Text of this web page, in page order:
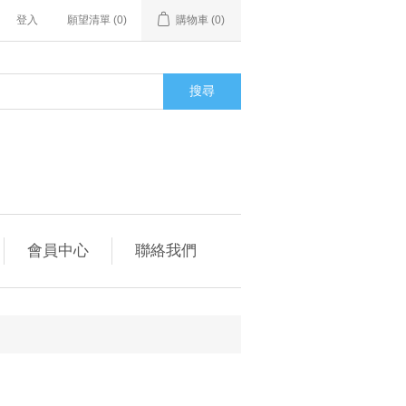
登入 願望清單 (0) 購物車 (0)
搜尋
會員中心 聯絡我們